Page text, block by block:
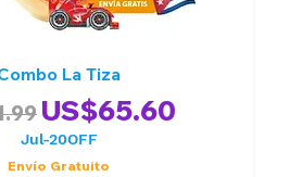
La Tiza
Precio de oferta
US$65.60
Jul-20OFF
Envío Gratuito